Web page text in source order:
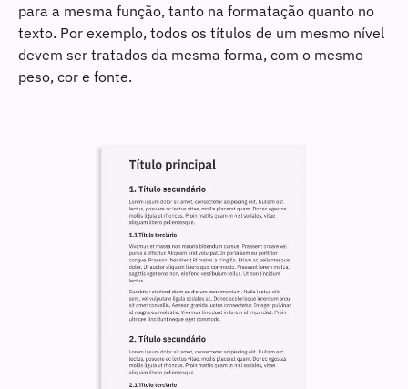
Mantenha a consistência da formatação e do texto
Não dependa das cores para transmitir informações
Redobre os cuidados quando usar ferramentas de
Pontue o texto com vírgula e ponto final
Revise o documento
Separe os parágrafos com espaços em branco
Teste a acessibilidade e a simplicidade da comunicação
Use estilos de texto
para a mesma função, tanto na formatação quanto no
texto. Por exemplo, todos os títulos de um mesmo nível
devem ser tratados da mesma forma, com o mesmo
peso, cor e fonte.